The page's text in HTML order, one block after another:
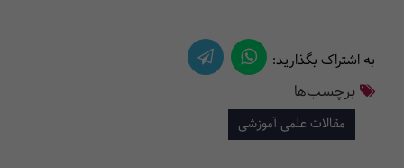
به اشتراک بگذارید:
برچسب‌ها
مقالات علمی آموزشی